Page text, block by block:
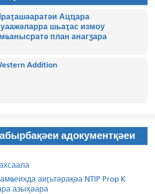
Ацҵара
шьаҭас измоу
план анагӡара
Addition
адокументқәеи
аиӷьтәрақәа NTIP Prop K
азыҳәара